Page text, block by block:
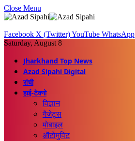
Close Menu
Facebook X (Twitter)YouTube WhatsApp
Saturday, August 8
Jharkhand Top News
Azad Sipahi Digital
रांची
हाई-टेक्नो
विज्ञान
गैजेट्स
मोबाइल
ऑटोमुविट